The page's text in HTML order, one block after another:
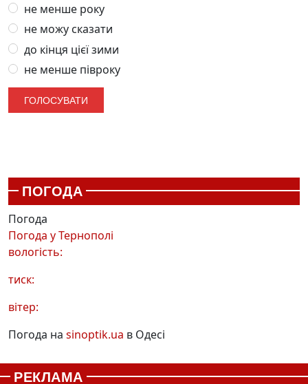
не менше року
не можу сказати
до кінця цієї зими
не менше півроку
ПОГОДА
Погода
Погода уТернополі
вологість:
тиск:
вітер:
Погода на sinoptik.ua в Одесі
РЕКЛАМА